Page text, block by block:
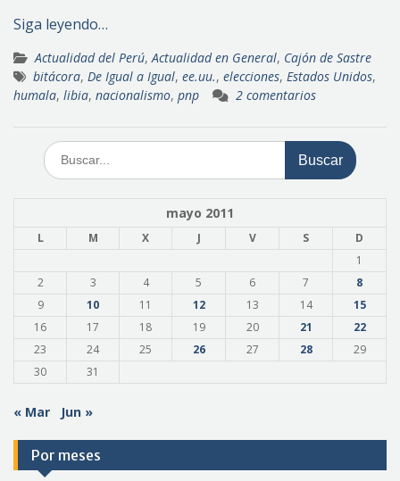
Siga leyendo…
Actualidad del Perú,Actualidad en General, Cajón de Sastre
bitácora, De Igual a Igual, ee.uu., elecciones, Estados Unidos,
humala, libia, nacionalismo, pnp 2 comentarios
Buscar:
mayo 2011
L M X J V S
D
1
2
3 4 5 6 7
8
9
10 11 12 13 14
15
16
17 18 19 20 21
22
23
24 25 26 27 28
29
30
31
« Mar Jun »
Por meses